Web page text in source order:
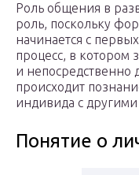
Роль общения в
роль, поскольку
начинается с
процесс, в котором
и непосредственно
происходит
индивида с
Понятие о